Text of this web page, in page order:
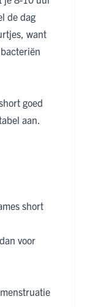
de dag
want
goed
aan.
short
voor